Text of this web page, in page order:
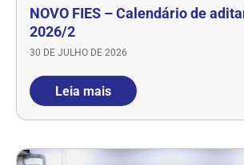
NOVO FIES – Calendário de
2026/2
30 DE JULHO DE 2026
Leia mais